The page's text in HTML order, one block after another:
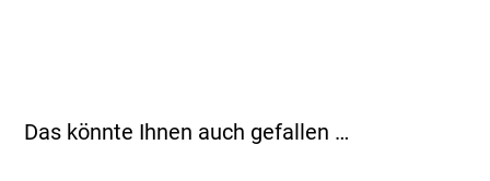
Das könnte Ihnen auch gefallen …